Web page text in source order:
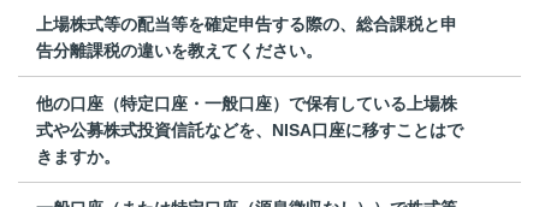
上場株式等の配当等を確定申告する際の、総合課税と申
告分離課税の違いを教えてください。
他の口座（特定口座・一般口座）で保有している上場株
式や公募株式投資信託などを、NISA口座に移すことはで
きますか。